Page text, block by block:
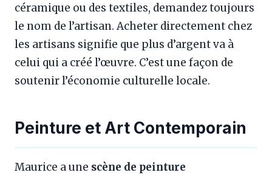
céramique ou des textiles, demandez toujours
le nom de l’artisan. Acheter directement chez
les artisans signifie que plus d’argent va à
celui qui a créé l’œuvre. C’est une façon de
soutenir l’économie culturelle locale.
Peinture et Art Contemporain
Maurice a une scène de peinture